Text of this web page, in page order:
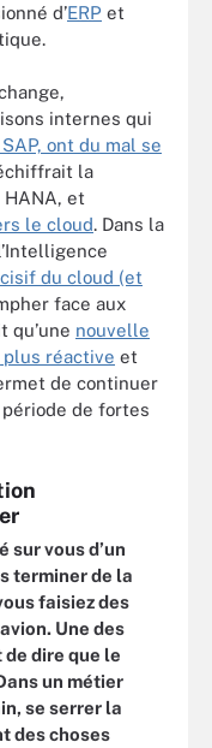
d’ERP et
internes qui
ont du mal se
la
et
le cloud. Dans la
du cloud (et
face aux
qu’une nouvelle
plus réactive et
de continuer
de fortes
sur vous d’un
terminer de la
faisiez des
Une des
dire que le
un métier
se serrer la
des choses